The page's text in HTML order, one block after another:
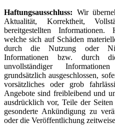
Haftungsausschluss: Wir
Aktualität, Korrektheit,
bereitgestellten Informationen.
welche sich auf Schäden
durch die Nutzung oder
Informationen bzw. durch
unvollständiger
grundsätzlich ausgeschlossen,
vorsätzliches oder grob
Angebote sind freibleibend und
ausdrücklich vor, Teile der
gesonderte Ankündigung zu
oder die Veröffentlichung